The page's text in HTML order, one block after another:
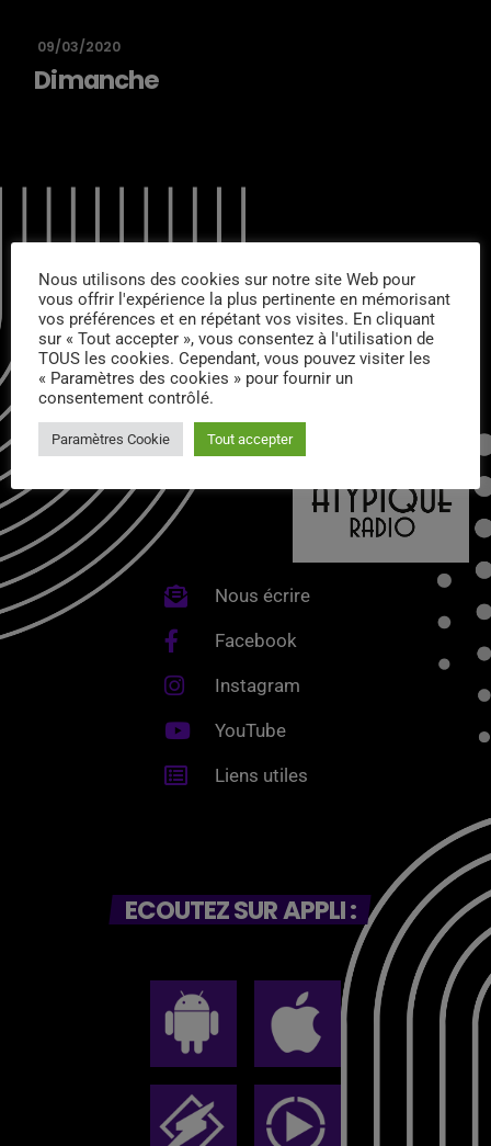
09/03/2020
Dimanche
CONTACTS :
Nous écrire
Facebook
Instagram
YouTube
Liens utiles
ECOUTEZ SUR APPLI :
Nous utilisons des cookies sur notre site Web pour
vous offrir l'expérience la plus pertinente en mémorisant
vos préférences et en répétant vos visites. En cliquant
sur « Tout accepter », vous consentez à l'utilisation de
TOUS les cookies. Cependant, vous pouvez visiter les
« Paramètres des cookies » pour fournir un
consentement contrôlé.
Paramètres Cookie Tout accepter